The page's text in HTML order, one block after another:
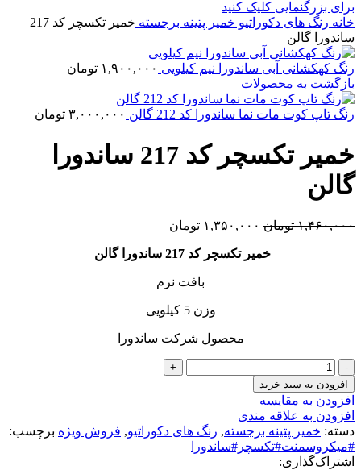
برای بزرگنمایی کلیک کنید
خانه رنگ های دکوراتیو خمیر پتینه برجسته
خمیر تکسچر کد 217
ساندورا گالن
رنگ کهکشانی آبی ساندورا نیم کیلویی ۱,۹۰۰,۰۰۰ تومان
بازگشت به محصولات
رنگ تاپ کوت مات نما ساندورا کد 212 گالن ۳,۰۰۰,۰۰۰ تومان
خمیر تکسچر کد 217 ساندورا
گالن
۱,۴۶۰,۰۰۰ تومان قیمت
۱,۴۶۰,۰۰۰ تومان
۱,۳۵۰,۰۰۰ تومان
۱,۳۵۰,۰۰۰ تومان.
خمیر تکسچر کد 217 ساندورا گالن
بافت نرم
وزن 5 کیلویی
محصول شرکت ساندورا
خمیر
تکسچر
کد
217
ساندورا
گالن
عدد
افزودن به سبد خرید
افزودن به مقایسه
افزودن به علاقه مندی
دسته: خمیر پتینه برجسته, رنگ های دکوراتیو, فروش ویژه برچسب:
#میکروسمنت#تکسچر#ساندورا
اشتراک‌گذاری: